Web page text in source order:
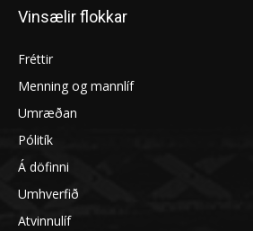
Vinsælir flokkar
Fréttir
Menning og mannlíf
Umræðan
Pólitík
Á döfinni
Umhverfið
Atvinnulíf